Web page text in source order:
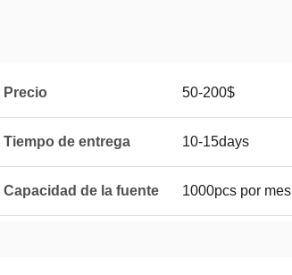
Precio 50-200$
Tiempo de entrega 10-15days
Capacidad de la fuente 1000pcs por mes